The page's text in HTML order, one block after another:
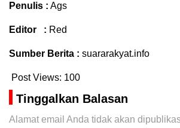
Penulis : Ags
Editor : Red
Sumber Berita : suararakyat.info
Post Views: 100
Tinggalkan Balasan
Alamat email Anda tidak akan